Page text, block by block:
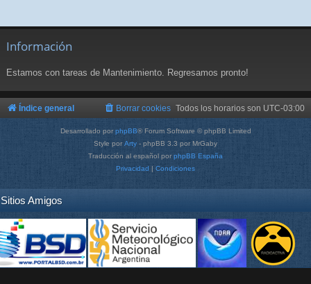
Información
Estamos con tareas de Mantenimiento. Regresamos pronto!
Índice general Todos los horarios son UTC-03:00
Borrar cookies
Desarrollado por phpBB® Forum Software © phpBB Limited
Style por Arty - phpBB 3.3 por MrGaby
Traducción al español por phpBB España
Privacidad | Condiciones
Sitios Amigos